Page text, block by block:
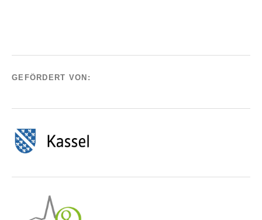
GEFÖRDERT VON: